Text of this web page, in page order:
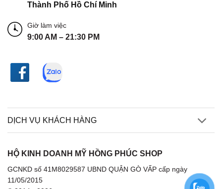
Thành Phố Hồ Chí Minh
Giờ làm việc
9:00 AM – 21:30 PM
DỊCH VỤ KHÁCH HÀNG
HỘ KINH DOANH MỸ HỒNG PHÚC SHOP
GCNKD số 41M8029587 UBND QUẬN GÒ VẤP cấp ngày
11/05/2015